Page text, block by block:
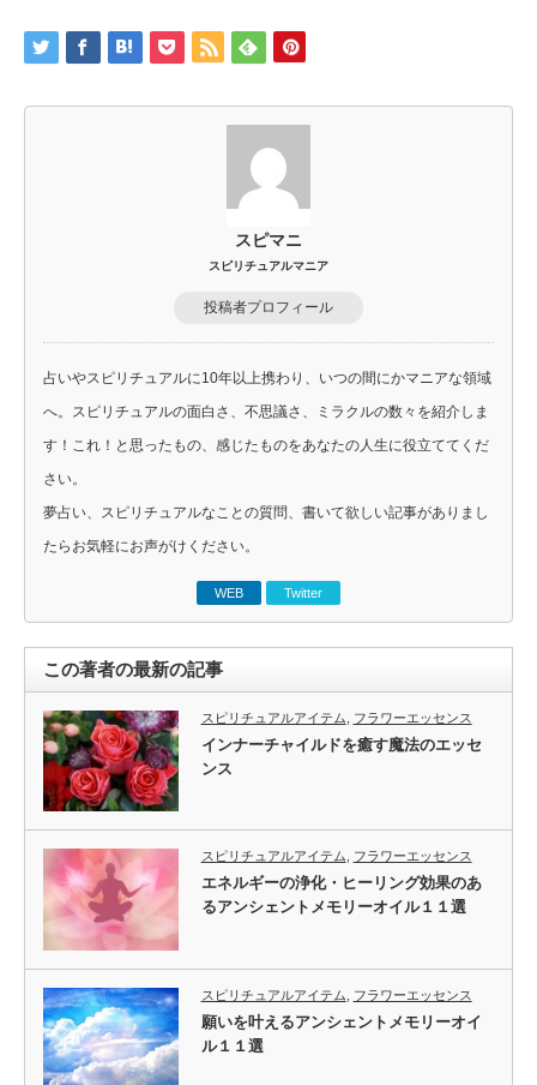
スピマニ
スピリチュアルマニア
投稿者プロフィール
占いやスピリチュアルに10年以上携わり、いつの間にかマニアな領域
へ。スピリチュアルの面白さ、不思議さ、ミラクルの数々を紹介しま
す！これ！と思ったもの、感じたものをあなたの人生に役立ててくだ
さい。
夢占い、スピリチュアルなことの質問、書いて欲しい記事がありまし
たらお気軽にお声がけください。
WEB Twitter
この著者の最新の記事
スピリチュアルアイテム フラワーエッセンス
インナーチャイルドを癒す魔法のエッセ
ンス
スピリチュアルアイテム, フラワーエッセンス
エネルギーの浄化・ヒーリング効果のあ
るアンシェントメモリーオイル１１選
スピリチュアルアイテム フラワーエッセンス
願いを叶えるアンシェントメモリーオイ
ル１１選